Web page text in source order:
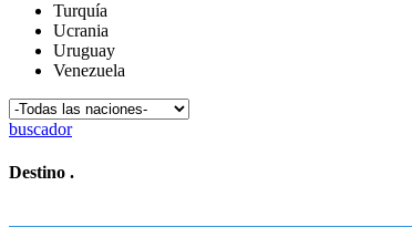
Turquía
Ucrania
Uruguay
Venezuela
buscador
Destino .